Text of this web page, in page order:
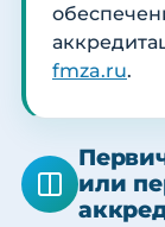
fmza.ru.
или